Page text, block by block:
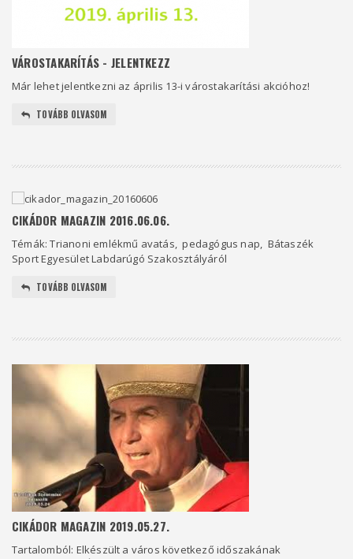
VÁROSTAKARÍTÁS - JELENTKEZZ
Már lehet jelentkezni az április 13-i várostakarítási akcióhoz!
TOVÁBB OLVASOM
CIKÁDOR MAGAZIN 2016.06.06.
Témák: Trianoni emlékmű avatás, pedagógus nap, Bátaszék
Sport Egyesület Labdarúgó Szakosztályáról
TOVÁBB OLVASOM
CIKÁDOR MAGAZIN 2019.05.27.
Tartalomból: Elkészült a város következő időszakának